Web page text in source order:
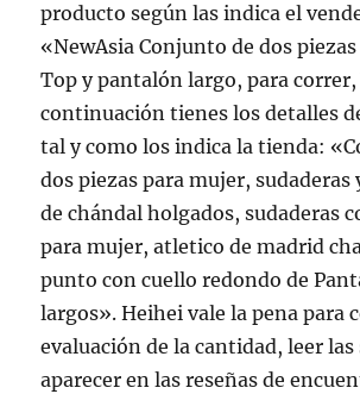
producto según las indica el
«NewAsia Conjunto de dos
Top y pantalón largo, para
continuación tienes los detalles
tal y como los indica la tienda:
dos piezas para mujer, sudaderas
de chándal holgados, sudaderas
para mujer, atletico de madrid
punto con cuello redondo de
largos». Heihei vale la pena para
evaluación de la cantidad, leer las
aparecer en las reseñas de